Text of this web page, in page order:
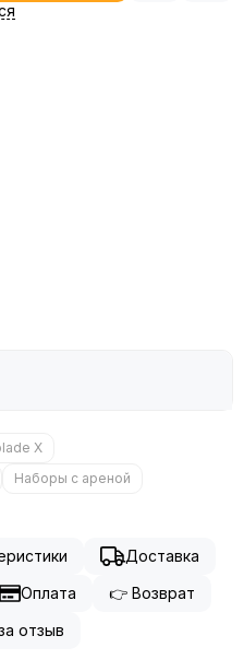
X
Наборы с ареной
Доставка
Оплата
👉 Возврат
отзыв